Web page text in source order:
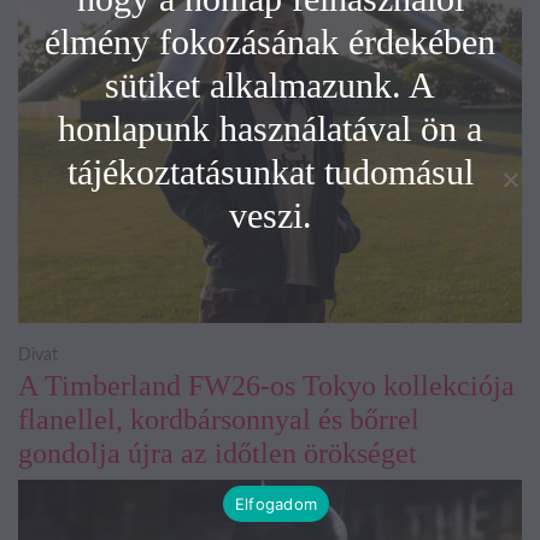
A Timberland FW26-os Tokyo kollekciója
flanellel, kordbársonnyal és bőrrel
gondolja újra az időtlen örökséget
Divat
élmény fokozásának érdekében
sütiket alkalmazunk. A
honlapunk használatával ön a
tájékoztatásunkat tudomásul
veszi.
Elfogadom